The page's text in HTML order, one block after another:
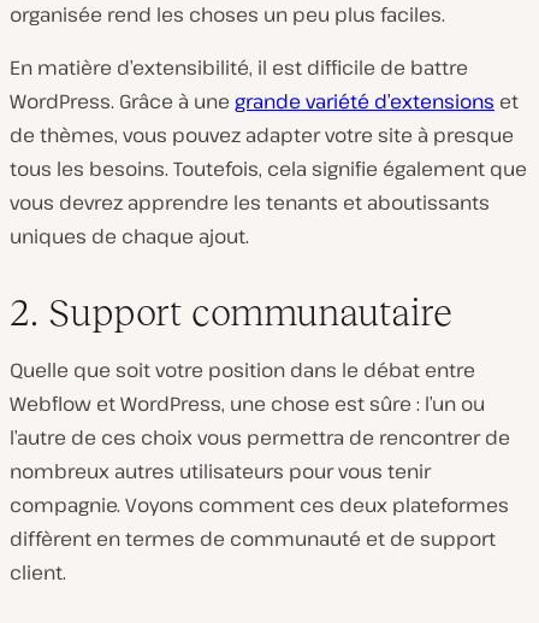
organisée rend les choses un peu plus faciles.
En matière d’extensibilité, il est difficile de battre
WordPress. Grâce à une grande variété d’extensions et
de thèmes, vous pouvez adapter votre site à presque
tous les besoins. Toutefois, cela signifie également que
vous devrez apprendre les tenants et aboutissants
uniques de chaque ajout.
2. Support communautaire
Quelle que soit votre position dans le débat entre
Webflow et WordPress, une chose est sûre : l’un ou
l’autre de ces choix vous permettra de rencontrer de
nombreux autres utilisateurs pour vous tenir
compagnie. Voyons comment ces deux plateformes
diffèrent en termes de communauté et de support
client.